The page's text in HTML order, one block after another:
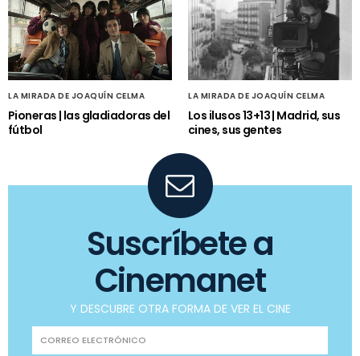
LA MIRADA DE JOAQUÍN CELMA
Pioneras | las gladiadoras del
fútbol
LA MIRADA DE JOAQUÍN CELMA
Los ilusos 13+13 | Madrid, sus
cines, sus gentes
Suscríbete a
Cinemanet
Y DESCUBRE OTRA FORMA DE VER EL CINE